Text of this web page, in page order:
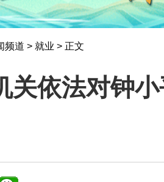
频道 > 就业 > 正文
关依法对钟